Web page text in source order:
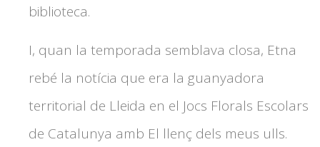
biblioteca.
I, quan la temporada semblava closa, Etna
rebé la notícia que era la guanyadora
territorial de Lleida en el Jocs Florals Escolars
de Catalunya amb El llenç dels meus ulls.